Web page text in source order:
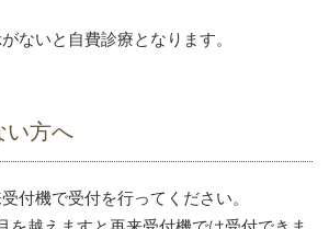
ないと自費診療となります。
い方へ
付機で受付を行ってください。